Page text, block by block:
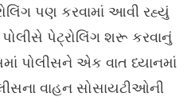
પણ કરવામાં આવી રહ્યું
પેટ્રોલિંગ શરૂ કરવાનું
પોલીસને એક વાત ધ્યાનમાં
વાહન સોસાયટીઓની